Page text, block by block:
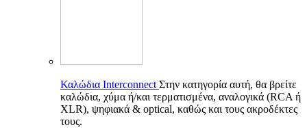
Καλώδια Interconnect Στην κατηγορία αυτή, θα βρείτε
καλώδια, χύμα ή/και τερματισμένα, αναλογικά (RCA ή
XLR), ψηφιακά & optical, καθώς και τους ακροδέκτες
τους.